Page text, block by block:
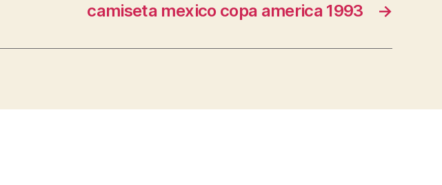
→
camiseta mexico copa america 1993